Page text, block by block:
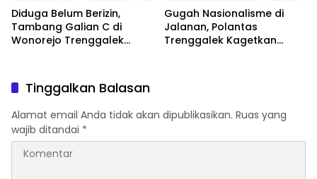
Diduga Belum Berizin,
Tambang Galian C di
Wonorejo Trenggalek
Gugah Nasionalisme di
Jalanan, Polantas
Trenggalek Kagetkan
Tinggalkan Balasan
Alamat email Anda tidak akan dipublikasikan. Ruas yang
wajib ditandai *